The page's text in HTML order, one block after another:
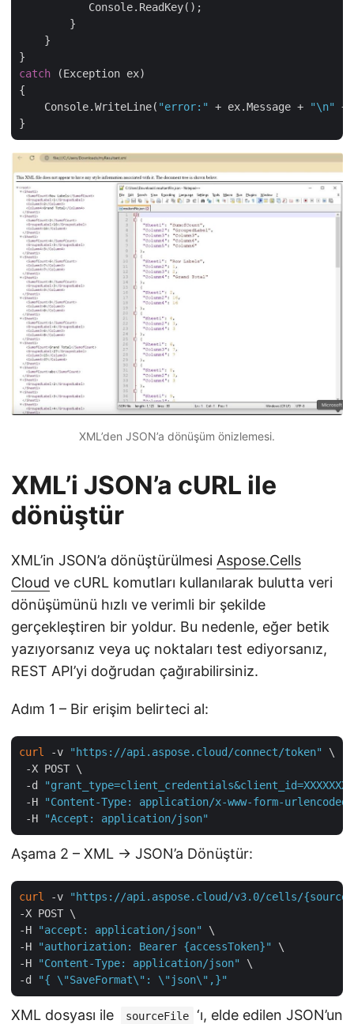
           Console.ReadKey();
        }
    }
catch (Exception ex)
{
    Console.WriteLine(
"error:" + ex.Message + "\n"
+
XML’den JSON’a dönüşüm önizlemesi.
XML’i JSON’a cURL ile
dönüştür
XML’in JSON’a dönüştürülmesi Aspose.Cells
Cloud ve cURL komutları kullanılarak bulutta veri
dönüşümünü hızlı ve verimli bir şekilde
gerçekleştiren bir yoldur. Bu nedenle, eğer betik
yazıyorsanız veya uç noktaları test ediyorsanız,
REST API’yi doğrudan çağırabilirsiniz.
Adım 1 – Bir erişim belirteci al:
curl -v "https://api.aspose.cloud/connect/token"
\
-X POST \
-d
"grant_type=client_credentials&client_id=XXXXXXX-
-H
"Content-Type: application/x-www-form-urlencoded"
-H
"Accept: application/json"
Aşama 2 – XML → JSON’a Dönüştür:
curl -v
"https://api.aspose.cloud/v3.0/cells/
-X POST \
-H
"accept: application/json"
\
-H
"authorization: Bearer {accessToken}"
\
-H
"Content-Type: application/json"
\
-d
"{ \"SaveFormat\": \"json\",}"
XML dosyası ile sourceFile
‘ı, elde edilen JSON’un